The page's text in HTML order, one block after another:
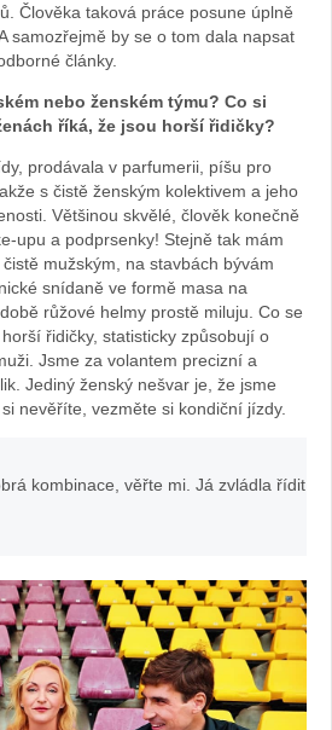
Člověka taková práce posune úplně
samozřejmě by se o tom dala napsat
články.
nebo ženském týmu? Co si
říká, že jsou horší řidičky?
prodávala v parfumerii, píšu pro
s čistě ženským kolektivem a jeho
Většinou skvělé, člověk konečně
upu a podprsenky! Stejně tak mám
mužským, na stavbách bývám
snídaně ve formě masa na
růžové helmy prostě miluju. Co se
řidičky, statisticky způsobují o
Jsme za volantem precizní a
Jediný ženský nešvar je, že jsme
nevěříte, vezměte si kondiční jízdy.
kombinace, věřte mi. Já zvládla řídit